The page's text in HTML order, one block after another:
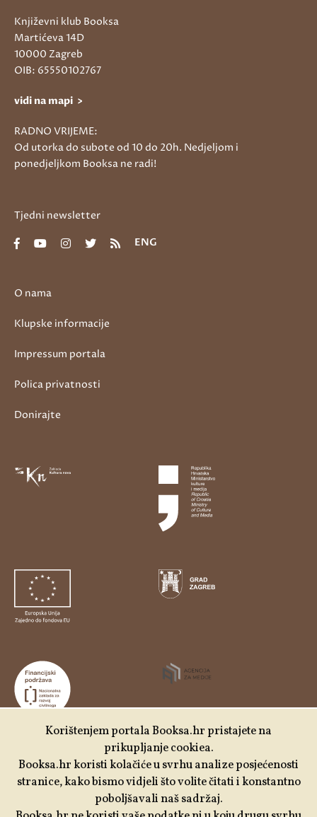
Udruga Kulturtreger je korisnik institucionalne podrške
Nacionalne zaklade za razvoj civilnoga društva za
stabilizaciju i/ili razvoj udruge u području demokratizacije i
društvenog razvoja.
O nama
Klupske informacije
Impressum portala
Polica privatnosti
Donirajte
Književni klub Booksa
Martićeva 14D
10000 Zagreb
OIB: 65550102767
vidi na mapi >
RADNO VRIJEME:
Od utorka do subote od 10 do 20h. Nedjeljom i
ponedjeljkom Booksa ne radi!
Tjedni newsletter
ENG
Korištenjem portala Booksa.hr pristajete na
prikupljanje cookiea.
Booksa.hr koristi kolačiće u svrhu analize posjećenosti
stranice, kako bismo vidjeli što volite čitati i konstantno
poboljšavali naš sadržaj.